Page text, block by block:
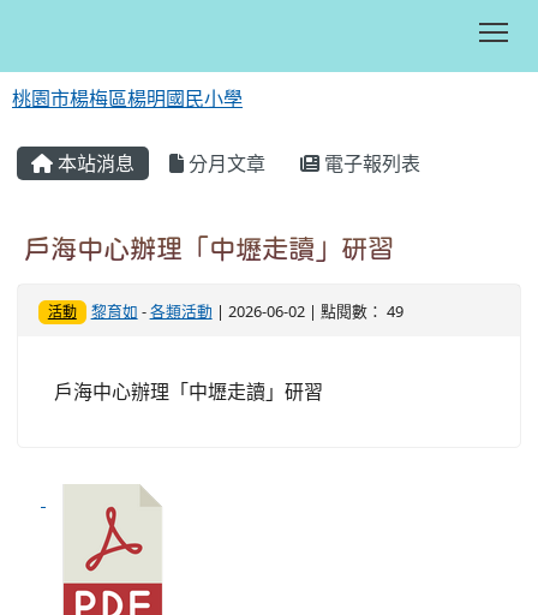
桃園市楊梅區楊明國民小學
本站消息 分月文章 電子報列表
戶海中心辦理「中壢走讀」研習
活動 黎育如 -各類活動 | 2026-06-02 | 點閱數： 49
戶海中心辦理「中壢走讀」研習